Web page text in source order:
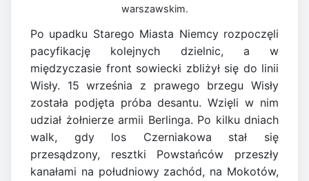
warszawskim.
Po upadku Starego Miasta Niemcy rozpoczęli
pacyfikację kolejnych dzielnic, a w
międzyczasie front sowiecki zbliżył się do linii
Wisły. 15 września z prawego brzegu Wisły
została podjęta próba desantu. Wzięli w nim
udział żołnierze armii Berlinga. Po kilku dniach
walk, gdy los Czerniakowa stał się
przesądzony, resztki Powstańców przeszły
kanałami na południowy zachód, na Mokotów,